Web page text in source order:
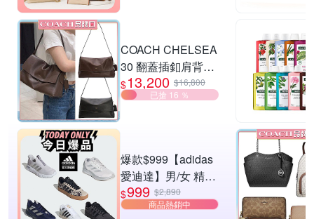
滿1件享89折
COACH CHELSEA
30 翻蓋插釦肩背包
兩色供選
$13,200 $16,800
已搶 16 ％
爆款$999【adidas
愛迪達】男/女 精選
運動鞋休閒鞋 任選
均一價
$999 $2,890
商品熱銷中